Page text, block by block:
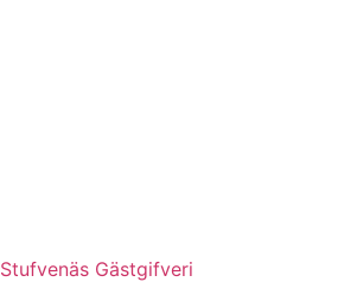
Stufvenäs Gästgifveri